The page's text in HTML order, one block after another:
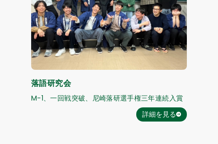
落語研究会
M-1、一回戦突破、尼崎落研選手権三年連続入賞
詳細を見る